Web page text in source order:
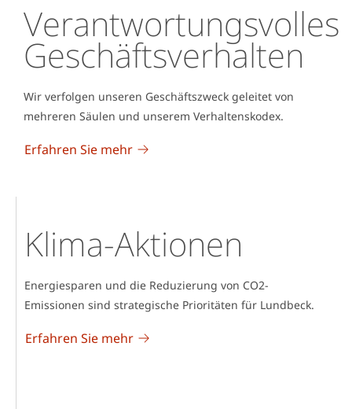
Verantwortungsvolles
Geschäftsverhalten
Wir verfolgen unseren Geschäftszweck geleitet von
mehreren Säulen und unserem Verhaltenskodex.
Erfahren Sie mehr
Klima-Aktionen
Energiesparen und die Reduzierung von CO2-
Emissionen sind strategische Prioritäten für Lundbeck.
Erfahren Sie mehr